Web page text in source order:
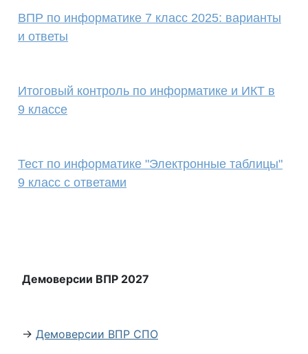
ВПР по информатике 7 класс 2025: варианты
и ответы
Итоговый контроль по информатике и ИКТ в
9 классе
Тест по информатике "Электронные таблицы"
9 класс с ответами
Демоверсии ВПР 2027
→ Демоверсии ВПР СПО